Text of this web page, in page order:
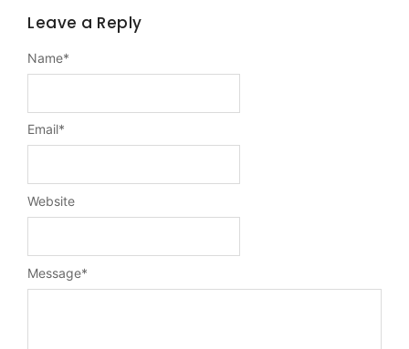
Leave a Reply
Message*
Name*
Email*
Website